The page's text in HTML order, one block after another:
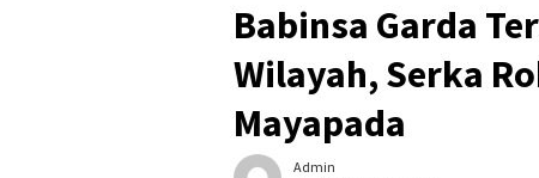
Babinsa Garda
Wilayah, Serka
Mayapada
Admin